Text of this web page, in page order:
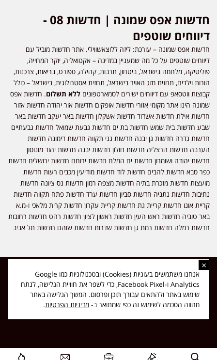
חדשות אפס שמונה | חדשות 08 -
דיווחים שוטפים
חדשות אפס שמונה – עורכת: ליזה ללוצאשווילי. אתר חדשות מוביל עם
דיווחים שוטפים על כל מה שמעניין במדינה – אקטואליה, יוקר המחייה,
פוליטיקה, מלחמה בישראל, ביטחון, תרבות, קהילה, ספורט, בריאות, צרכנות,
הורות וילדים, תחזית מזג האויר בישראל, תחזית אסטרולוגית, בישראל – כולל
קבוצות ווטסאפ עם דיווחים ישירים לסמארטפונים ללא תשלום. חדשות אפס
שמונה הינו אתר מקומי אזורי חדשות אופקים חדשות אור יהודה חדשות אזור
חדשות אילת חדשות אשדוד חדשות אשקלון חדשות באר יעקב חדשות באר
שבע חדשות בית שמש חדשות בת ים חדשות גבעת שמואל חדשות גבעתיים
חדשות גדרה חדשות גן יבנה חדשות גני תקווה חדשות דימונה חדשות
הערבה חדשות הרצליה חדשות חולון חדשות יבנה חדשות יהוד מונוסון
חדשות יהודה ושומרון חדשות ים המלח חדשות ירוחם חדשות ירושלים חדשות
כפר סבא חדשות להבים חדשות לוד חדשות מודיעין מכבים רעות חדשות
מועצות חדשות מזכרת בתיה חדשות מצפה רמון חדשות נס ציונה חדשות
נתיבות חדשות נתניה חדשות סביון חדשות ערד חדשות פתח תקווה חדשות
קריית אונו חדשות קריית גת חדשות קריית עקרון חדשות קרית מלאכי ו-מ.א
באר טוביה חדשות ראש העין חדשות ראשון לציון חדשות רהט חדשות רחובות
חדשות רמלה חדשות רמת גן חדשות שדרות חדשות שוהם חדשות תל אביב
כל הזכויות שמורות ל-ליזה ללוצאשווילי - חדשות אפס שמונה - דיווחים בזמן
אמת, נוסד בשנת 2019 | טל' לפרסומים 054-9759222 מייל מערכת
news08.net@gmail.com
Made with ❤ byDIGITA
×
אנחנו משתמשים בעוגיות (Cookies) ובטכנולוגיות כמו Google
Analytics ו-Facebook Pixel, כדי לשפר את חוויית הגלישה, לנתח
שימוש באתר ולהתאים עבורך תוכן ופרסום. המשך הגלישה באתר
מהווה הסכמה לשימוש זה כפי שמתואר ב- מדיניות הפרטיות.